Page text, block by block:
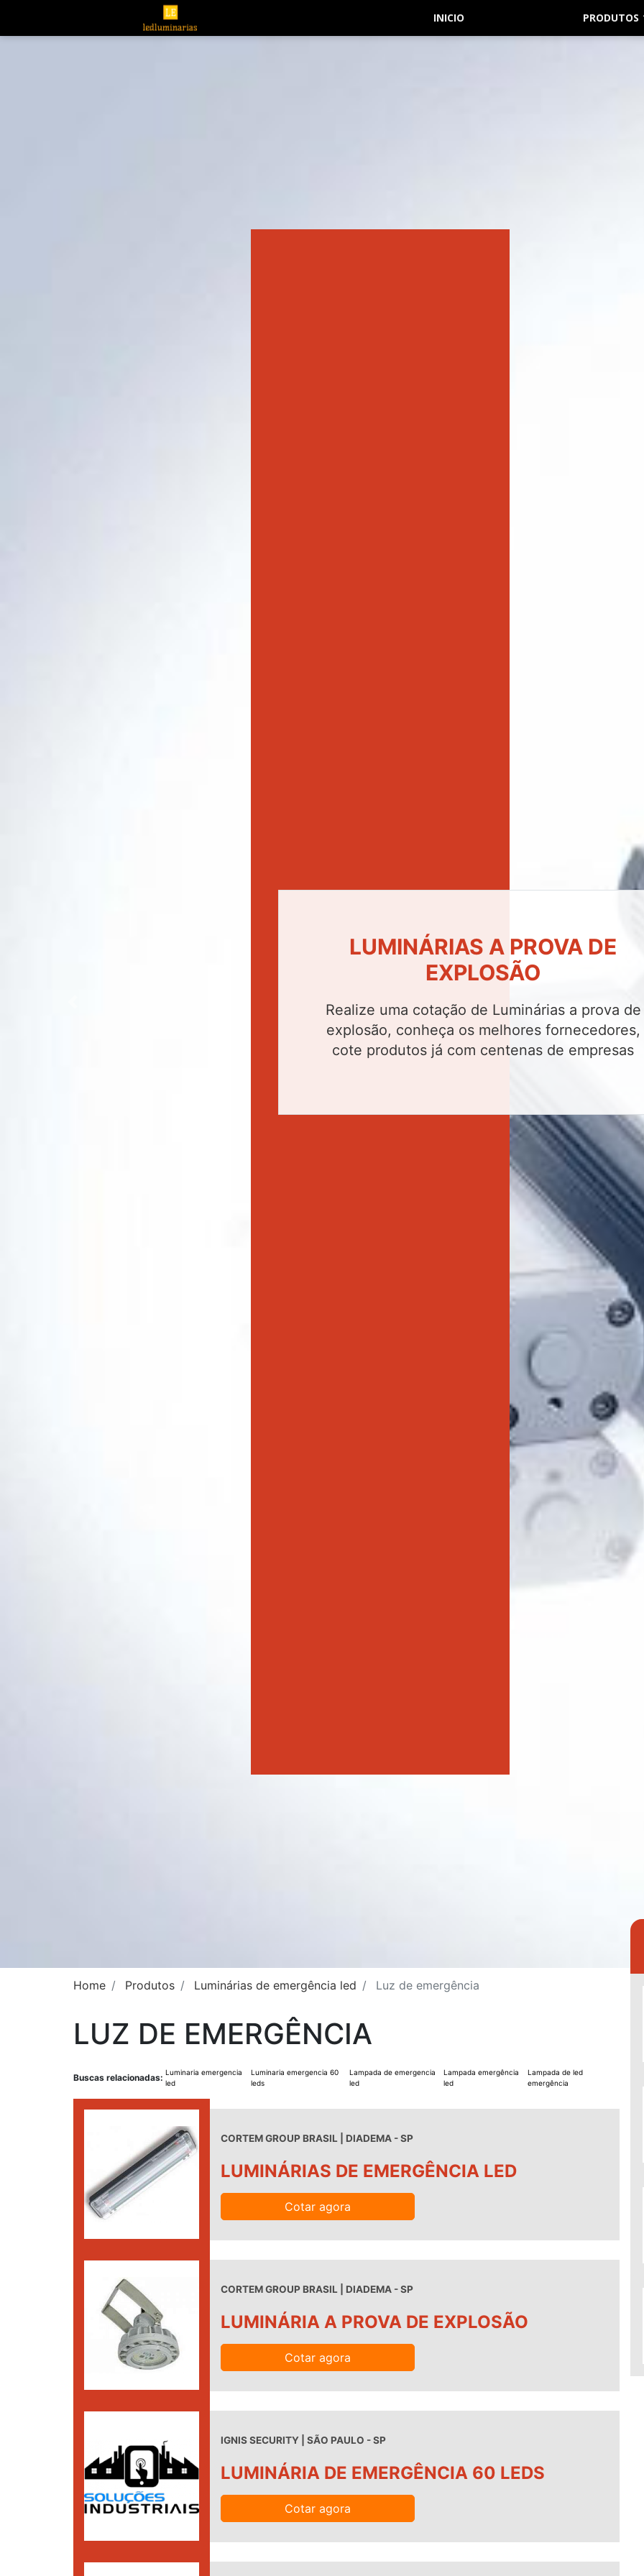
INICIO PRODUTOS
LUMINÁRIAS A PROVA DE
EXPLOSÃO
Realize uma cotação de Luminárias a prova de
explosão, conheça os melhores fornecedores,
cote produtos já com centenas de empresas
Home Produtos Luminárias de emergência led Luz de emergência
LUZ DE EMERGÊNCIA
Buscas relacionadas: Luminaria emergencia
led
Luminaria emergencia 60
leds
Lampada de emergencia
led
Lampada emergência
led
Lampada de led
emergência
CORTEM GROUP BRASIL | DIADEMA - SP
LUMINÁRIAS DE EMERGÊNCIA LED
Cotar agora
CORTEM GROUP BRASIL | DIADEMA - SP
LUMINÁRIA A PROVA DE EXPLOSÃO
Cotar agora
IGNIS SECURITY | SÃO PAULO - SP
LUMINÁRIA DE EMERGÊNCIA 60 LEDS
Cotar agora